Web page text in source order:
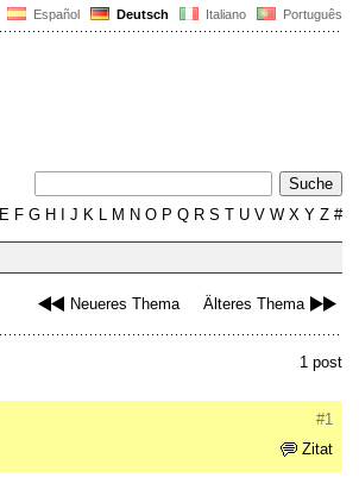
Español Deutsch Italiano Português
E F G H J K L M N O P Q R S T U V W X Y Z #
Neueres Thema Älteres Thema
1 post
#1
Zitat